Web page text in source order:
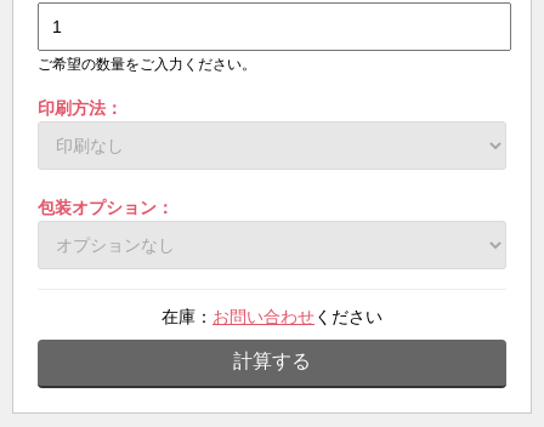
ご希望の数量をご入力ください。
印刷方法：
包装オプション：
在庫： お問い合わせください
計算する